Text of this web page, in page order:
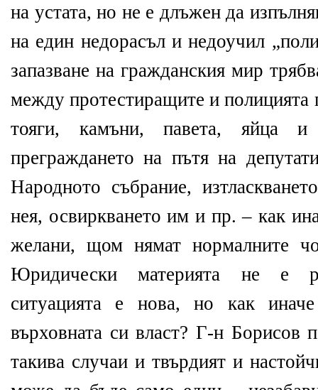
на устата, но не е длъжен да
на един недорасъл и недоучил
запазване на гражданския мир
между протестиращите и
тояги, камъни, павета, яйца
преграждането на пътя на
Народното събрание,
нея, освиркването им и пр. – как
желани, щом нямат нормалните
Юридически материята не е
ситуацията е нова, но как
върховната си власт? Г-н Борисов
такива случаи и твърдият и